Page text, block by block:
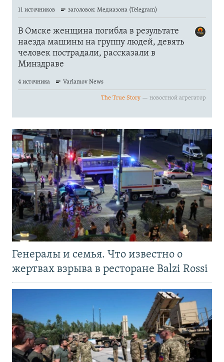
Генералы и семья. Что известно о
жертвах взрыва в ресторане Balzi Rossi